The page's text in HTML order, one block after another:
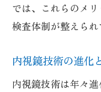
では、これらのメ
検査体制が整えられ
内視鏡技術の進化
内視鏡技術は年々